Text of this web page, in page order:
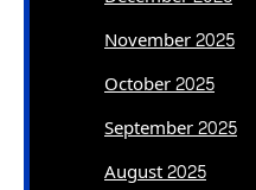
November 2025
October 2025
September 2025
August 2025